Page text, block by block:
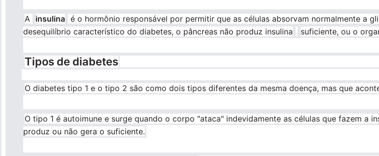
A insulina é o hormônio responsável por permitir que as células absorvam normalmente a
desequilíbrio característico do diabetes, o pâncreas não produz insulina
suficiente, ou o
Tipos de diabetes
O diabetes tipo 1 e o tipo 2 são como dois tipos diferentes da mesma doença, mas que
O tipo 1 é autoimune e surge quando o corpo "ataca" indevidamente as células que fazem a
produz ou não gera o suficiente.